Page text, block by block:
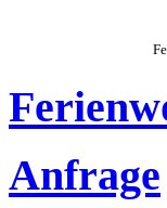
Anfrage